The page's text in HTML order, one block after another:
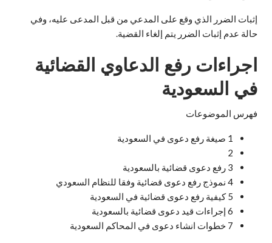
إثبات الضرر الذي وقع على المدعي من قبل المدعى عليه، وفي
حالة عدم إثبات الضرر يتم إلغاء القضية.
اجراءات رفع الدعاوي القضائية
في السعودية
فهرس الموضوعات
1 صيغة رفع دعوى في السعودية
2
3 رفع دعوى قضائية بالسعودية
4 نموذج رفع دعوى قضائية وفقا للنظام السعودي
5كيفية رفع دعوى قضائية في السعودية
6 إجراءات قيد دعوى قضائية بالسعودية
7 خطوات انشاء دعوى في المحاكم السعودية